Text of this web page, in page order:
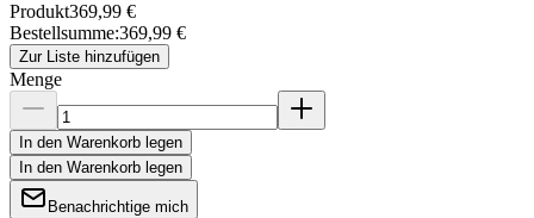
Produkt369,99 €
Bestellsumme:369,99 €
Zur Liste hinzufügen
Menge
In den Warenkorb legen
In den Warenkorb legen
Benachrichtige mich